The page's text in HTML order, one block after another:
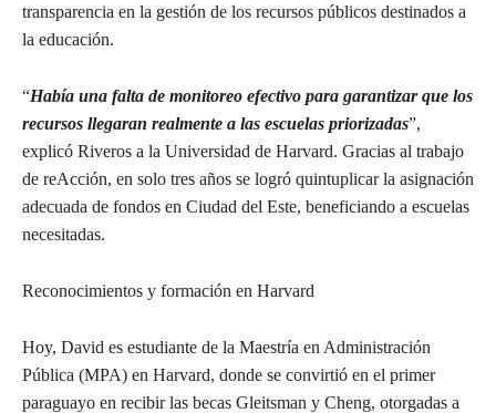
transparencia en la gestión de los recursos públicos destinados a
la educación.
“Había una falta de monitoreo efectivo para garantizar que los
recursos llegaran realmente a las escuelas priorizadas”,
explicó Riveros a la Universidad de Harvard. Gracias al trabajo
de reAcción, en solo tres años se logró quintuplicar la asignación
adecuada de fondos en Ciudad del Este, beneficiando a escuelas
necesitadas.
Reconocimientos y formación en Harvard
Hoy, David es estudiante de la Maestría en Administración
Pública (MPA) en Harvard, donde se convirtió en el primer
paraguayo en recibir las becas Gleitsman y Cheng, otorgadas a